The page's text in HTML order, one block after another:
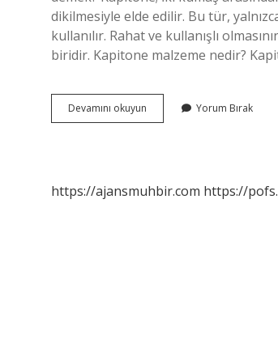
dikilmesiyle elde edilir. Bu tür,
kullanılır. Rahat ve kullanışlı
biridir. Kapitone malzeme nedir?
Devamını okuyun Kapitone
Mont
Yorum Bırak
https://ajansmuhbir.com https://